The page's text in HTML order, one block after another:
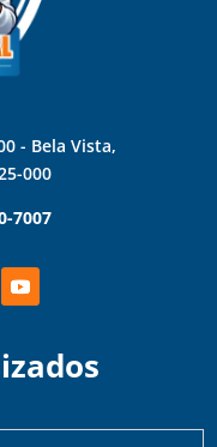
- Bela Vista,
000
7007